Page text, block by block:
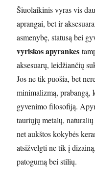
Šiuolaikinis vyras vis
aprangai, bet ir
asmenybę, statusą bei
vyriskos apyrankes
aksesuarų, leidžiančių
Jos ne tik puošia, bet
minimalizmą, prabangą,
gyvenimo filosofiją.
tauriųjų metalų,
net aukštos kokybės
atsižvelgti ne tik į
patogumą bei stilių.